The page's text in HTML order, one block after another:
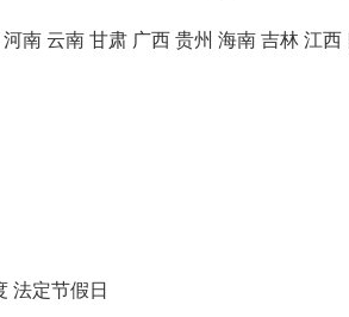
河南 云南 甘肃 广西 贵州 海南 吉林 江西
法定节假日